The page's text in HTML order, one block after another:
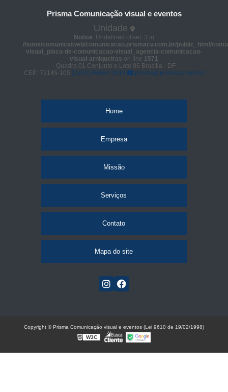
Prisma Comunicação visual e eventos
Unidade
Notice: Undefined offset: 3 in
/home/comunica/web/comunicacao.prismacv.com.br/public_html/
visual_placa-de-comunicacao-visual_agencia-comunicacao-
visual-arniqueiras on line 1571
- Quadra 01 Conjunto e Lote 06 Brasília - DF
CEP: 72145-105
(61) 98664-2818 prisma@prismacv.com.br
Home
Empresa
Missão
Serviços
Contato
Mapa do site
Copyright © Prisma Comunicação visual e eventos (Lei 9610 de 19/02/1998)
W3C